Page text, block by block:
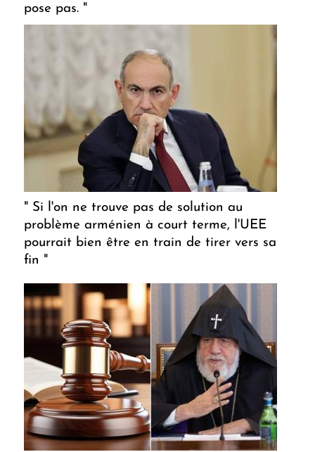
pose pas. "
" Si l'on ne trouve pas de solution au
problème arménien à court terme, l'UEE
pourrait bien être en train de tirer vers sa
fin "